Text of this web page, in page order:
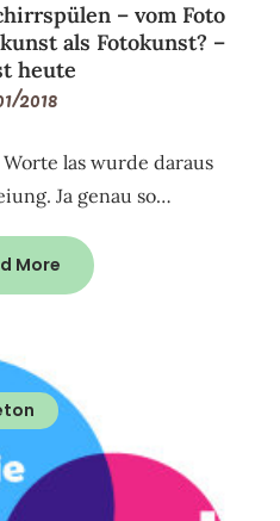
– vom Foto
als Fotokunst? –
heute
2018
las wurde daraus
Ja genau so…
More